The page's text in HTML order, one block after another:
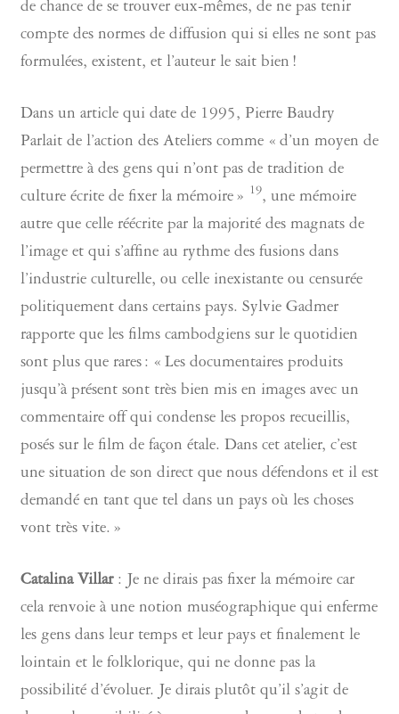
de chance de se trouver eux-mêmes, de ne pas tenir
compte des normes de diffusion qui si elles ne sont pas
formulées, existent, et l’auteur le sait bien !
Dans un article qui date de 1995, Pierre Baudry
Parlait de l’action des Ateliers comme « d’un moyen de
permettre à des gens qui n’ont pas de tradition de
culture écrite de fixer la mémoire »
19, une mémoire
autre que celle réécrite par la majorité des magnats de
l’image et qui s’affine au rythme des fusions dans
l’industrie culturelle, ou celle inexistante ou censurée
politiquement dans certains pays. Sylvie Gadmer
rapporte que les films cambodgiens sur le quotidien
sont plus que rares : « Les documentaires produits
jusqu’à présent sont très bien mis en images avec un
commentaire off qui condense les propos recueillis,
posés sur le film de façon étale. Dans cet atelier, c’est
une situation de son direct que nous défendons et il est
demandé en tant que tel dans un pays où les choses
vont très vite. »
Catalina Villar: Je ne dirais pas fixer la mémoire car
cela renvoie à une notion muséographique qui enferme
les gens dans leur temps et leur pays et finalement le
lointain et le folklorique, qui ne donne pas la
possibilité d’évoluer. Je dirais plutôt qu’il s’agit de